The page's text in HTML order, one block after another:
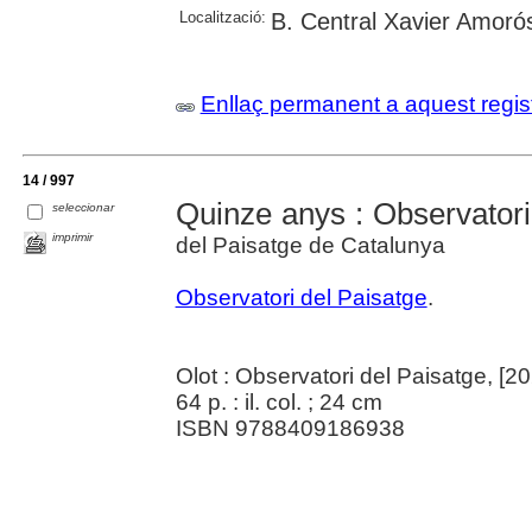
Localització: B. Central Xavier
Enllaç permanent a aquest
14 / 997
seleccionar
imprimir
Quinze anys :
del Paisatge de Catalunya
Observatori del Paisatge.
Olot : Observatori del Paisatge,
64 p. : il. col. ; 24 cm
ISBN 9788409186938